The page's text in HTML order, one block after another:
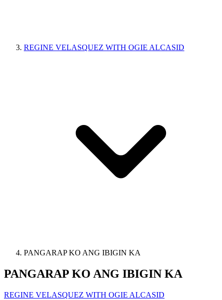
REGINE VELASQUEZ WITH OGIE ALCASID
PANGARAP KO ANG IBIGIN KA
PANGARAP KO ANG IBIGIN KA
REGINE VELASQUEZ WITH OGIE ALCASID